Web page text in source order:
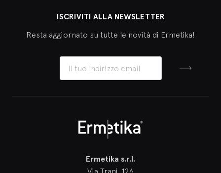
ISCRIVITI ALLA NEWSLETTER
Resta aggiornato su tutte le novità di Ermetika!
Ermetika s.r.l.
Via Trani, 126